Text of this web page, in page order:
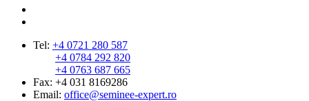
Tel: +4 0721 280 587
+4 0784 292 820
+4 0763 687 665
Fax: +4 031 8169286
Email: office@seminee-expert.ro